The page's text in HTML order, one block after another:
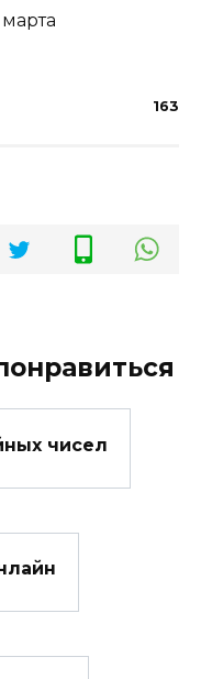
163
чисел